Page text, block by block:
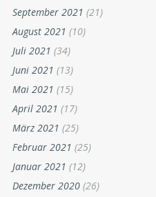
September 2021 (21)
August 2021 (10)
Juli 2021 (34)
Juni 2021 (13)
Mai 2021 (15)
April 2021 (17)
März 2021 (25)
Februar 2021 (25)
Januar 2021 (12)
Dezember 2020 (26)